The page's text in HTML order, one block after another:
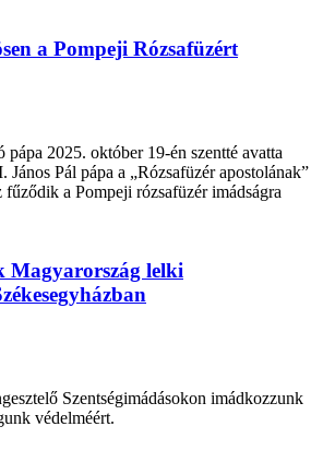
a Pompeji Rózsafüzért
2025. október 19-én szentté avatta
Pál pápa a „Rózsafüzér apostolának”
fűződik a Pompeji rózsafüzér imádságra
Magyarország lelki
Szentségimádásokon imádkozzunk
védelméért.